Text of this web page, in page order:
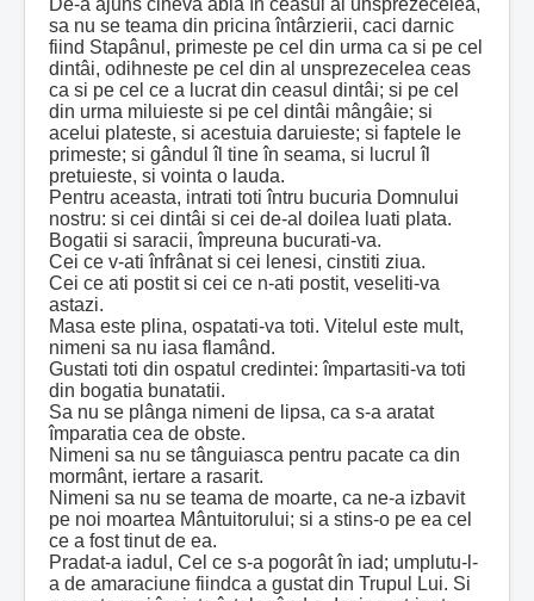
De-a ajuns cineva abia în ceasul al unsprezecelea,
sa nu se teama din pricina întârzierii, caci darnic
fiind Stapânul, primeste pe cel din urma ca si pe cel
dintâi, odihneste pe cel din al unsprezecelea ceas
ca si pe cel ce a lucrat din ceasul dintâi; si pe cel
din urma miluieste si pe cel dintâi mângâie; si
acelui plateste, si acestuia daruieste; si faptele le
primeste; si gândul îl tine în seama, si lucrul îl
pretuieste, si vointa o lauda.
Pentru aceasta, intrati toti întru bucuria Domnului
nostru: si cei dintâi si cei de-al doilea luati plata.
Bogatii si saracii, împreuna bucurati-va.
Cei ce v-ati înfrânat si cei lenesi, cinstiti ziua.
Cei ce ati postit si cei ce n-ati postit, veseliti-va
astazi.
Masa este plina, ospatati-va toti. Vitelul este mult,
nimeni sa nu iasa flamând.
Gustati toti din ospatul credintei: împartasiti-va toti
din bogatia bunatatii.
Sa nu se plânga nimeni de lipsa, ca s-a aratat
împaratia cea de obste.
Nimeni sa nu se tânguiasca pentru pacate ca din
mormânt, iertare a rasarit.
Nimeni sa nu se teama de moarte, ca ne-a izbavit
pe noi moartea Mântuitorului; si a stins-o pe ea cel
ce a fost tinut de ea.
Pradat-a iadul, Cel ce s-a pogorât în iad; umplutu-l-
a de amaraciune fiindca a gustat din Trupul Lui. Si